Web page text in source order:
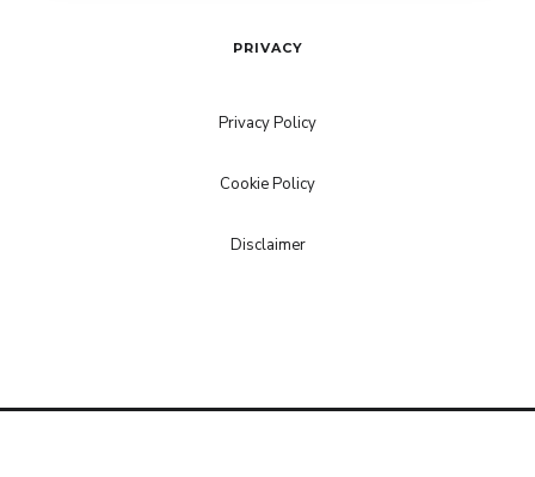
PRIVACY
Privacy Policy
Cookie Policy
Disclaimer